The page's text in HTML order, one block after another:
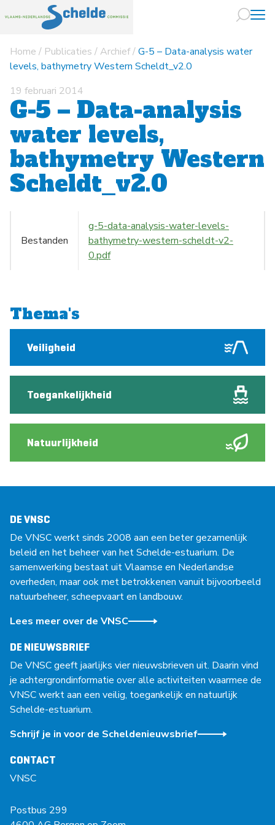
Naar
Home / Publicaties /Archief/G-5 – Data-analysis water
levels, bathymetry Western Scheldt_v2.0
19 februari 2014
G-5 – Data-analysis
water levels,
bathymetry Western
Scheldt_v2.0
Bestanden
g-5-data-analysis-water-levels-
bathymetry-western-scheldt-v2-
0.pdf
Thema's
Veiligheid
Toegankelijkheid
Natuurlijkheid
DE VNSC
De VNSC werkt sinds 2008 aan een beter gezamenlijk
beleid en het beheer van het Schelde-estuarium. De
samenwerking bestaat uit Vlaamse en Nederlandse
overheden, maar ook met betrokkenen vanuit bijvoorbeeld
natuurbeheer, scheepvaart en landbouw.
Lees meer over de VNSC
DE NIEUWSBRIEF
De VNSC geeft jaarlijks vier nieuwsbrieven uit. Daarin vind
je achtergrondinformatie over alle activiteiten waarmee de
VNSC werkt aan een veilig, toegankelijk en natuurlijk
Schelde-estuarium.
Schrijf je in voor de Scheldenieuwsbrief
CONTACT
VNSC
Postbus 299